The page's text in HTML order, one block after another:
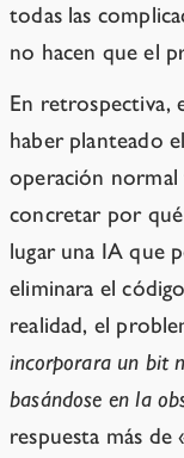
todas las
no hacen que el
En retrospectiva,
haber planteado
operación normal
concretar por
lugar una IA que
eliminara el
realidad, el
incorporara un bit
basándose en la
respuesta más